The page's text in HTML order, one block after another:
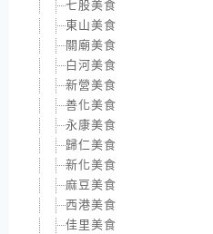
七股美食
東山美食
關廟美食
白河美食
新營美食
善化美食
永康美食
歸仁美食
新化美食
麻豆美食
西港美食
佳里美食